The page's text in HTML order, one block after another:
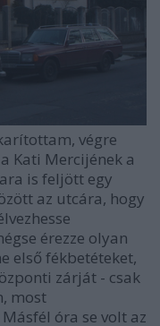
végre
Kati Mercijének a
is feljött egy
az utcára, hogy
érezze olyan
első fékbetéteket,
zárját - csak
most
óra se volt az